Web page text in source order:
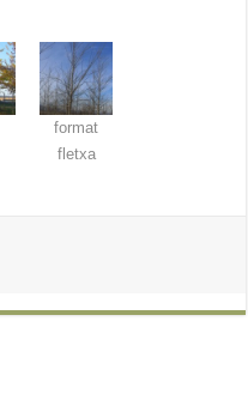
format
fletxa